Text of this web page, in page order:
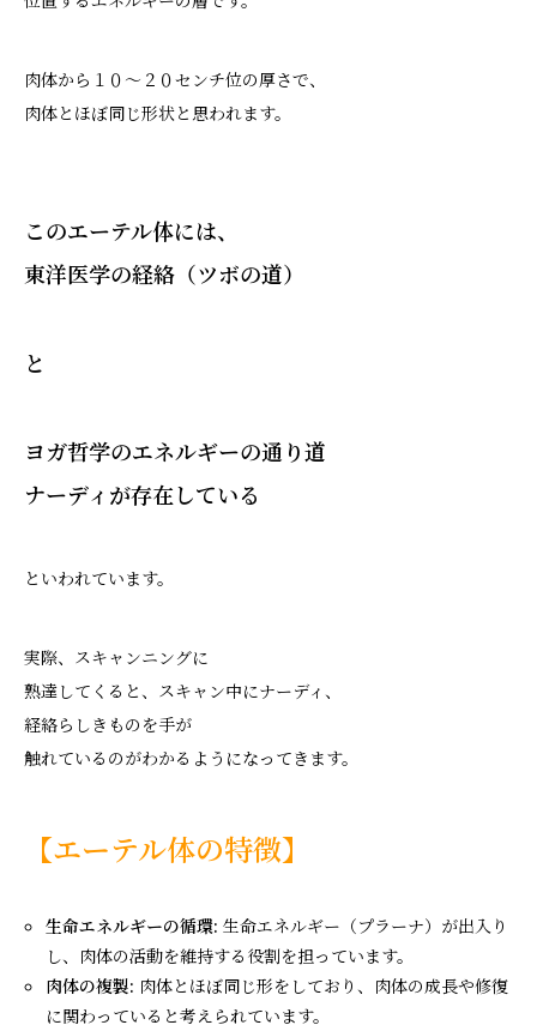
肉体から１０〜２０センチ位の厚さで、
肉体とほぼ同じ形状と思われます。
このエーテル体には、
東洋医学の経絡（ツボの道）
と
ヨガ哲学のエネルギーの通り道
ナーディが存在している
といわれています。
実際、スキャンニングに
熟達してくると、スキャン中にナーディ、
経絡らしきものを手が
触れているのがわかるようになってきます。
【エーテル体の特徴】
生命エネルギーの循環: 生命エネルギー（プラーナ）が出入り
し、肉体の活動を維持する役割を担っています。
肉体の複製: 肉体とほぼ同じ形をしており、肉体の成長や修復
に関わっていると考えられています。